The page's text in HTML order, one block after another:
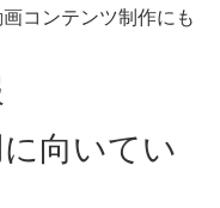
コンテンツ制作にも
向いてい